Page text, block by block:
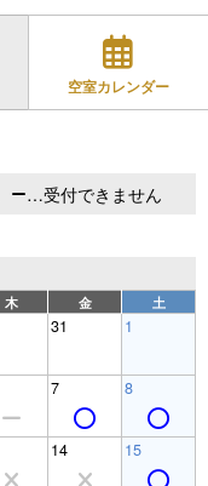
空室カレンダー
…受付できません
木 金 土
31 1
7 8
14 15